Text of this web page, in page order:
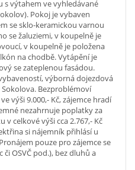
s výtahem ve vyhledávané
Pokoj je vybaven
se sklo-keramickou varnou
se žaluziemi, v koupelně je
v koupelně je položena
na chodbě. Vytápění je
se zateplenou fasádou.
výborná dojezdová
Bezproblémoví
výši 9.000,- Kč, zájemce hradí
nezahrnuje poplatky za
celkové výši cca 2.767,- Kč
si nájemník přihlásí u
pouze pro zájemce se
OSVČ pod.), bez dluhů a